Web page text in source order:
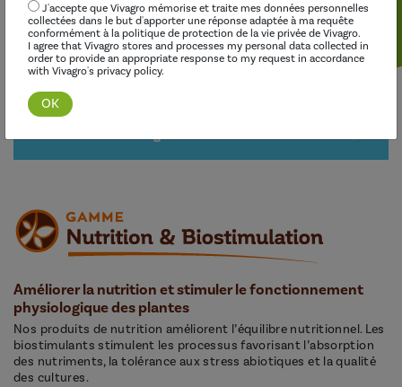
Améliorer la nutrition et stimuler le fonctionnement
physiologique des plantes
Nos produits de nutrition améliorent l’équilibre nutritionnel. Les
biostimulants stimulent les processus favorisant l’absorption
des nutriments, la tolérance aux stress abiotiques et la qualité
des cultures.
J'accepte que Vivagro mémorise et traite mes données personnelles
collectées dans le but d'apporter une réponse adaptée à ma requête
conformément à la politique de protection de la vie privée de Vivagro.
I agree that Vivagro stores and processes my personal data collected in
order to provide an appropriate response to my request in accordance
with Vivagro's privacy policy.